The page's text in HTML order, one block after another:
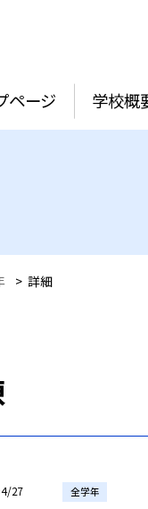
ページ 学校概
> 詳細
27 全学年